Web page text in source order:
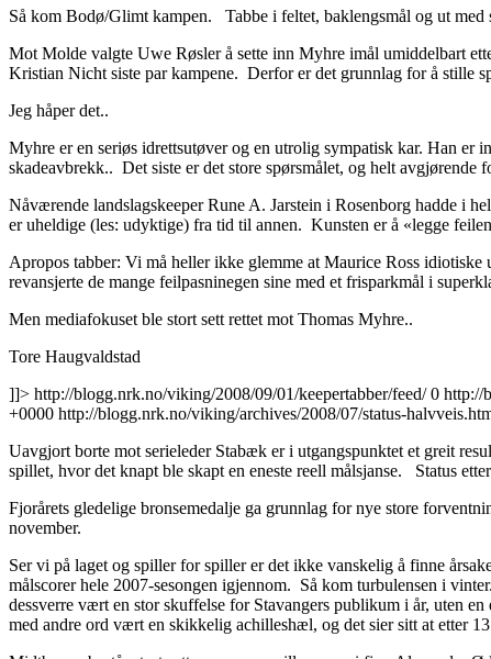
Så kom Bodø/Glimt kampen. Tabbe i feltet, baklengsmål og ut
Mot Molde valgte Uwe Røsler å sette inn Myhre imål umiddelbart
Kristian Nicht siste par kampene. Derfor er det grunnlag for å stille
Jeg håper det..
Myhre er en seriøs idrettsutøver og en utrolig sympatisk kar. Han er
skadeavbrekk.. Det siste er det store spørsmålet, og helt
Nåværende landslagskeeper Rune A. Jarstein i Rosenborg hadde i
er uheldige (les: udyktige) fra tid til annen. Kunsten er å «legge
Apropos tabber: Vi må heller ikke glemme at Maurice Ross
revansjerte de mange feilpasninegen sine med et frisparkmål i
Men mediafokuset ble stort sett rettet mot Thomas Myhre..
Tore Haugvaldstad
]]> http://blogg.nrk.no/viking/2008/09/01/keepertabber/feed/ 0 http://
+0000 http://blogg.nrk.no/viking/archives/2008/07/status-
Uavgjort borte mot serieleder Stabæk er i utgangspunktet et greit
spillet, hvor det knapt ble skapt en eneste reell målsjanse. Status
Fjorårets gledelige bronsemedalje ga grunnlag for nye store
november.
Ser vi på laget og spiller for spiller er det ikke vanskelig å finne
målscorer hele 2007-sesongen igjennom. Så kom turbulensen i
dessverre vært en stor skuffelse for Stavangers publikum i år, uten
med andre ord vært en skikkelig achilleshæl, og det sier sitt at etter